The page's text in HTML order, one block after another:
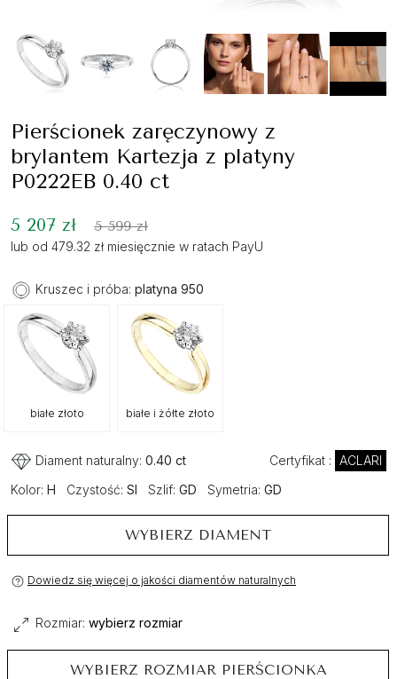
Pierścionek zaręczynowy z
brylantem Kartezja z platyny
P0222EB 0.40 ct
5 207 zł 5 599 zł
lub od 479.32 zł miesięcznie w ratach PayU
Kruszec i próba: platyna 950
białe złoto białe i żółte złoto
Diament naturalny: 0.40 ct Certyfikat : ACLARI
Kolor: H Czystość: SI Szlif: GD Symetria: GD
WYBIERZ DIAMENT
Dowiedz się więcej o jakości diamentów naturalnych
Rozmiar: wybierz rozmiar
WYBIERZ ROZMIAR PIERŚCIONKA